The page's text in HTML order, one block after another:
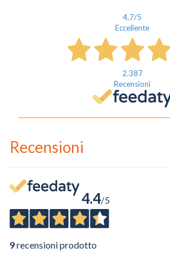
4,7/5
Eccellente
2.387
Recensioni
Recensioni
4.4/5
9recensioni prodotto